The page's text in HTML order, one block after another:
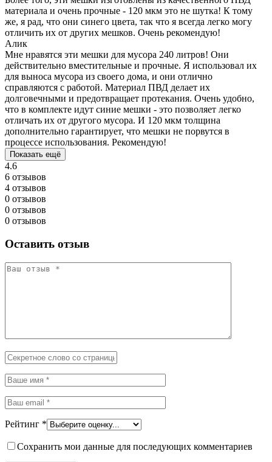
материала и очень прочные - 120 мкм это не шутка! К тому
же, я рад, что они синего цвета, так что я всегда легко могу
отличить их от других мешков. Очень рекомендую!
Алик
Мне нравятся эти мешки для мусора 240 литров! Они
действительно вместительные и прочные. Я использовал их
для выноса мусора из своего дома, и они отлично
справляются с работой. Материал ПВД делает их
долговечными и предотвращает протекания. Очень удобно,
что в комплекте идут синие мешки - это позволяет легко
отличать их от другого мусора. И 120 мкм толщина
дополнительно гарантирует, что мешки не порвутся в
процессе использования. Рекомендую!
Показать ещё
4.6
6 отзывов
4 отзывов
0 отзывов
0 отзывов
0 отзывов
Оставить отзыв
Рейтинг *
Сохранить мои данные для последующих комментариев